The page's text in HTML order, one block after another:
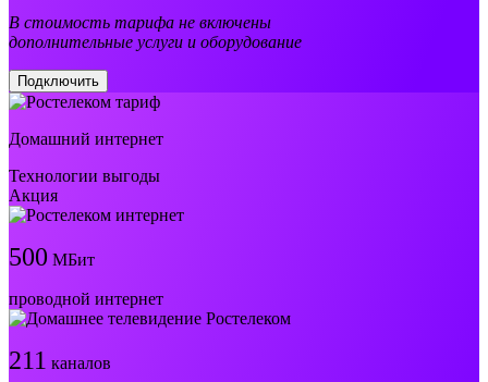
В стоимость тарифа не включены
дополнительные услуги и оборудование
Подключить
Домашний интернет
Технологии выгоды
Акция
500 МБит
проводной интернет
211 каналов